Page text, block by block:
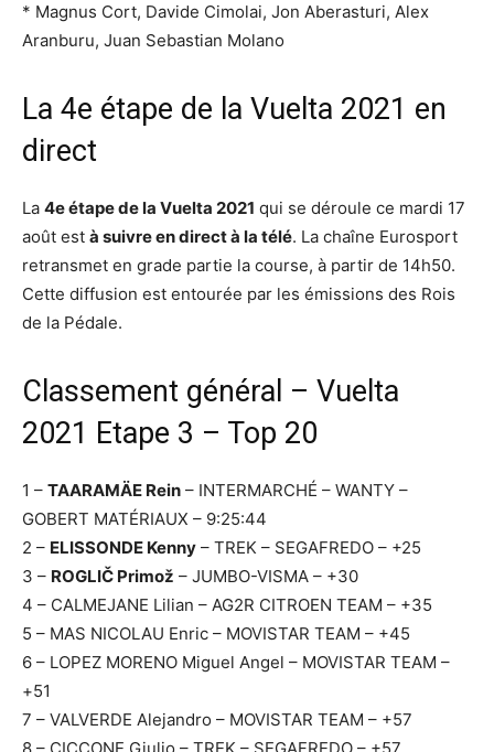
* Magnus Cort, Davide Cimolai, Jon Aberasturi, Alex
Aranburu, Juan Sebastian Molano
La 4e étape de la Vuelta 2021 en
direct
La 4e étape de la Vuelta 2021 qui se déroule ce mardi 17
août est à suivre en direct à la télé. La chaîne Eurosport
retransmet en grade partie la course, à partir de 14h50.
Cette diffusion est entourée par les émissions des Rois
de la Pédale.
Classement général – Vuelta
2021 Etape 3 – Top 20
1 – TAARAMÄE Rein – INTERMARCHÉ – WANTY –
GOBERT MATÉRIAUX – 9:25:44
2 – ELISSONDE Kenny – TREK – SEGAFREDO – +25
3 – ROGLIČ Primož – JUMBO-VISMA – +30
4 – CALMEJANE Lilian – AG2R CITROEN TEAM – +35
5 – MAS NICOLAU Enric – MOVISTAR TEAM – +45
6 – LOPEZ MORENO Miguel Angel – MOVISTAR TEAM –
+51
7 – VALVERDE Alejandro – MOVISTAR TEAM – +57